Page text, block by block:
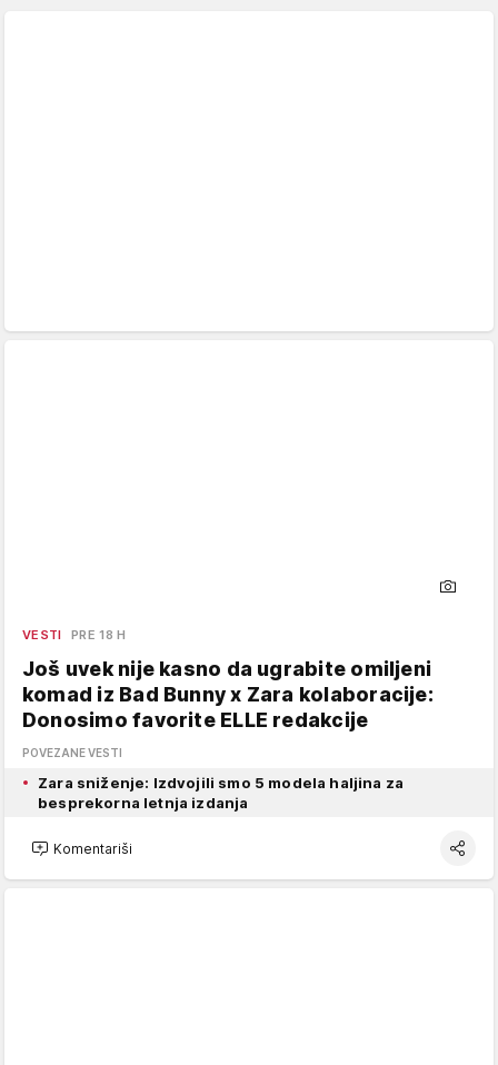
VESTI PRE 18 H
Još uvek nije kasno da ugrabite omiljeni
komad iz Bad Bunny x Zara kolaboracije:
Donosimo favorite ELLE redakcije
POVEZANE VESTI
Zara sniženje: Izdvojili smo 5 modela haljina za
besprekorna letnja izdanja
Komentariši